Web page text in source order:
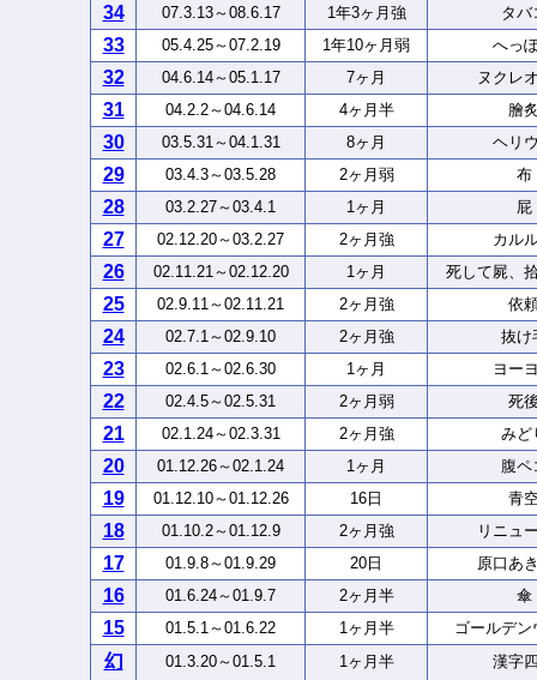
34 07.3.13～08.6.17 1年3ヶ月強 タバ
33 05.4.25～07.2.19 1年10ヶ月弱 へっ
32 04.6.14～05.1.17 7ヶ月 ヌクレ
31 04.2.2～04.6.14 4ヶ月半 膾
30 03.5.31～04.1.31 8ヶ月 ヘリ
29 03.4.3～03.5.28 2ヶ月弱 布
28 03.2.27～03.4.1 1ヶ月 屁
27 02.12.20～03.2.27 2ヶ月強 カル
26 02.11.21～02.12.20 1ヶ月 死して屍、
25 02.9.11～02.11.21 2ヶ月強 依
24 02.7.1～02.9.10 2ヶ月強 抜け
23 02.6.1～02.6.30 1ヶ月 ヨー
22 02.4.5～02.5.31 2ヶ月弱 死
21 02.1.24～02.3.31 2ヶ月強 みど
20 01.12.26～02.1.24 1ヶ月 腹ペ
19 01.12.10～01.12.26 16日 青
18 01.10.2～01.12.9 2ヶ月強 リニュ
17 01.9.8～01.9.29 20日 原口あ
16 01.6.24～01.9.7 2ヶ月半 傘
15 01.5.1～01.6.22 1ヶ月半 ゴールデン
幻 01.3.20～01.5.1 1ヶ月半 漢字